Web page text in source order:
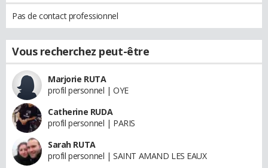
Pas de contact professionnel
Vous recherchez peut-être
Marjorie RUTA
profil personnel | OYE
Catherine RUDA
profil personnel | PARIS
Sarah RUTA
profil personnel | SAINT AMAND LES EAUX